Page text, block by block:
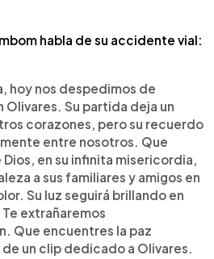
habla de su accidente vial:
hoy nos despedimos de
Su partida deja un
corazones, pero su recuerdo
entre nosotros. Que
en su infinita misericordia,
a sus familiares y amigos en
Su luz seguirá brillando en
extrañaremos
Que encuentres la paz
un clip dedicado a Olivares.